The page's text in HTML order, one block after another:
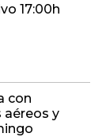
17:00h
con
aéreos y